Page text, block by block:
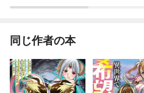
同じ作者の本